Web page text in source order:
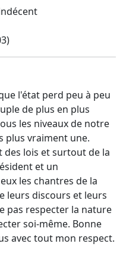
l'état perd peu à peu
de plus en plus
les niveaux de notre
plus vraiment une.
lois et surtout de la
et un
les chantres de la
leurs discours et leurs
pas respecter la nature
soi-même. Bonne
avec tout mon respect.